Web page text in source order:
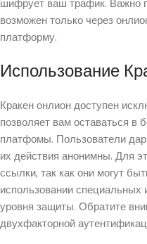
шифрует ваш трафик. Важно
возможен только через
платформу.
Использование
Кракен онлион доступен
позволяет вам оставаться в
платфомы. Пользователи
их действия анонимны. Для
ссылки, так как они могут
использовании специальных
уровня защиты. Обратите
двухфакторной